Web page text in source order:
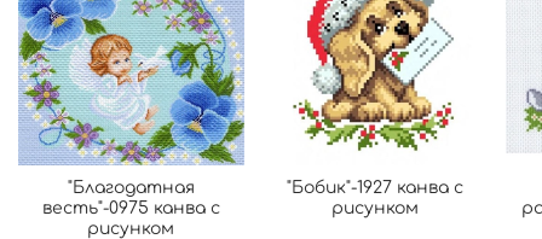
"Благодатная
весть"-0975 канва с
рисунком
"Бобик"-1927 канва с
рисунком